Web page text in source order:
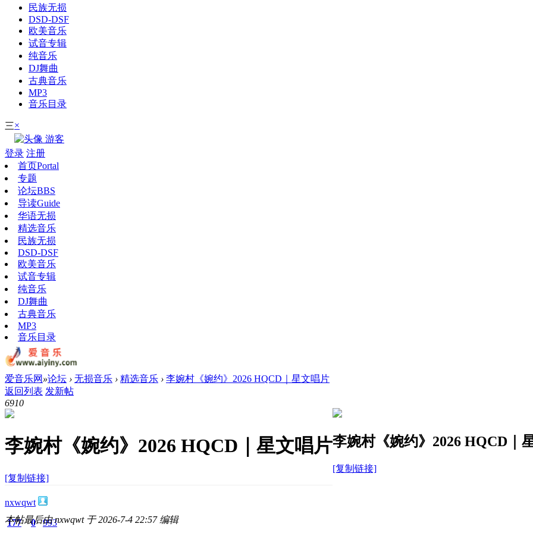
民族无损
DSD-DSF
欧美音乐
试音专辑
纯音乐
DJ舞曲
古典音乐
MP3
音乐目录
三×
游客
登录 注册
首页Portal
专题
论坛BBS
导读Guide
华语无损
精选音乐
民族无损
DSD-DSF
欧美音乐
试音专辑
纯音乐
DJ舞曲
古典音乐
MP3
音乐目录
爱音乐网 »论坛 › 无损音乐 › 精选音乐 › 李婉村《婉约》2026 HQCD｜星文唱片
返回列表 发新帖
6910
李婉村《婉约》2026 HQCD｜星文唱片
[复制链接]
李婉村《婉约》2026 HQCD｜
[复制链接]
nxwqwt
177
0 993
本帖最后由 nxwqwt 于 2026-7-4 22:57 编辑